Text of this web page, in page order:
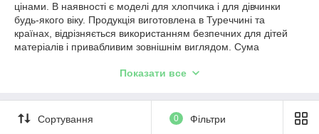
цінами. В наявності є моделі для хлопчика і для дівчинки
будь-якого віку. Продукція виготовлена в Туреччині та
країнах, відрізняється використанням безпечних для дітей
матеріалів і привабливим зовнішнім виглядом. Сума
співпрацювати з підприємствами різних розмірів, від
магазинів.
Показати все
Сортування 0 Фільтри